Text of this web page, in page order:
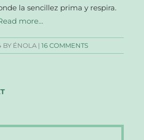
la sencillez prima y respira.
more…
BY ÉNOLA |16 COMMENTS